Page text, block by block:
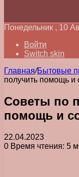
Понедельник , 10
Войти
Switch skin
Главная/Бытовые
получить помощь и
Советы по
помощь и
22.04.2023
0 Время чтения: 5